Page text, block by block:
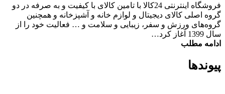
فروشگاه اینترنتی 24کالا با تامین کالای با کیفیت و به صرفه در دو
گروه اصلی کالای دیجیتال و لوازم خانه و آشپزخانه و همچنین
گروه‌های ورزش و سفر، زیبایی و سلامت و … فعالیت خود را از
سال 1399 آغاز کرد…
ادامه مطلب
پیوند‌ها